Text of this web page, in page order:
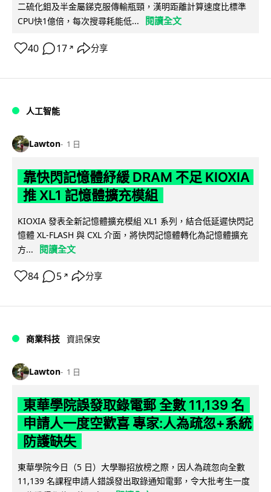
二硫化鉬及半金屬銻克服傳輸瓶頸，漢明距離計算速度比標準
CPU快1億倍，每次搜尋耗能低...
閱讀全文
40 17 ↗ 分享
人工智能
Lawton 1 日
靠快閃記憶體紓緩 DRAM 不足 KIOXIA
推 XL1 記憶體擴充模組
KIOXIA 發表全新記憶體擴充模組 XL1 系列，結合低延遲快閃記
憶體 XL-FLASH 與 CXL 介面，將快閃記憶體轉化為記憶體擴充
方...
閱讀全文
84 5 ↗ 分享
商業科技 資訊保安
Lawton 1 日
東華學院誤發取錄電郵 全數 11,139 名
申請人一度空歡喜 專家:人為疏忽+系統
防護缺失
東華學院今日（5 日）大學聯招放榜之際，因人為疏忽向全數
11,139 名課程申請人錯誤發出取錄通知電郵，令大批考生一度